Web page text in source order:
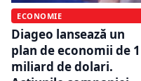
ECONOMIE
Diageo lansează un
plan de economii de 1
miliard de dolari.